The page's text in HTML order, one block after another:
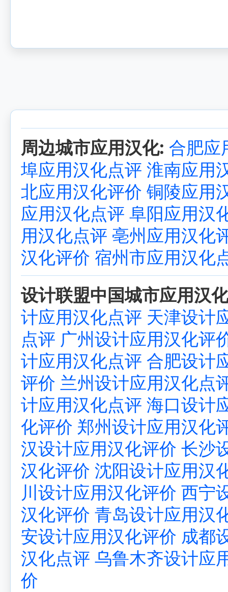
周边城市应用汉化: 合肥应
埠应用汉化点评 淮南应用
北应用汉化评价 铜陵应用
应用汉化点评 阜阳应用汉
用汉化点评 亳州应用汉化
汉化评价 宿州市应用汉化
设计联盟中国城市应用汉
计应用汉化点评 天津设计
点评 广州设计应用汉化评
计应用汉化点评 合肥设计
评价 兰州设计应用汉化点
计应用汉化点评 海口设计
化评价 郑州设计应用汉化
汉设计应用汉化评价 长沙
汉化评价 沈阳设计应用汉
川设计应用汉化评价 西宁
汉化评价 青岛设计应用汉
安设计应用汉化评价 成都
汉化点评 乌鲁木齐设计应
价